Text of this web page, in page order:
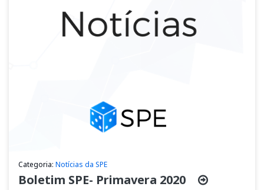
Categoria: Notícias da SPE
Boletim SPE- Primavera 2020